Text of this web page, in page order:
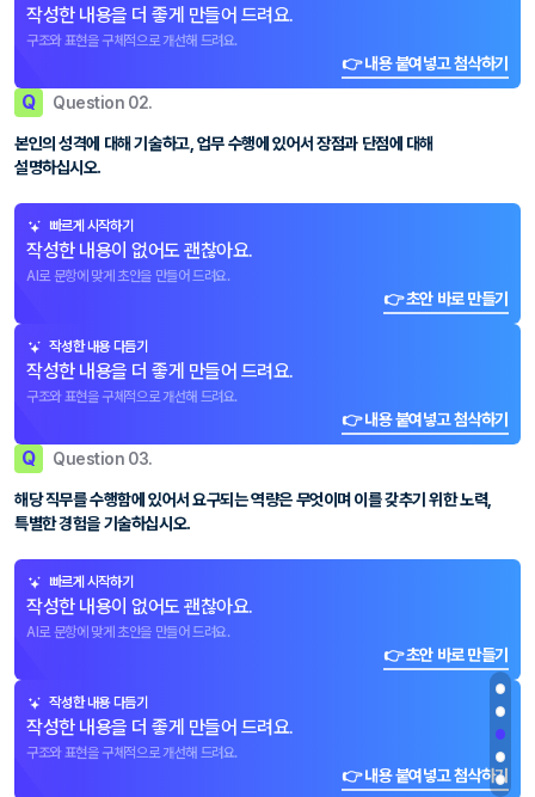
작성한 내용을 더 좋게 만들어 드려요.
구조와 표현을 구체적으로 개선해 드려요.
👉 내용 붙여넣고 첨삭하기
Q Question 02.
본인의 성격에 대해 기술하고, 업무 수행에 있어서 장점과 단점에 대해
설명하십시오.
빠르게 시작하기
작성한 내용이 없어도 괜찮아요.
AI로 문항에 맞게 초안을 만들어 드려요.
👉 초안 바로 만들기
작성한 내용 다듬기
작성한 내용을 더 좋게 만들어 드려요.
구조와 표현을 구체적으로 개선해 드려요.
👉 내용 붙여넣고 첨삭하기
Q Question 03.
해당 직무를 수행함에 있어서 요구되는 역량은 무엇이며 이를 갖추기 위한 노력,
특별한 경험을 기술하십시오.
빠르게 시작하기
작성한 내용이 없어도 괜찮아요.
AI로 문항에 맞게 초안을 만들어 드려요.
👉 초안 바로 만들기
작성한 내용 다듬기
작성한 내용을 더 좋게 만들어 드려요.
구조와 표현을 구체적으로 개선해 드려요.
👉 내용 붙여넣고 첨삭하기